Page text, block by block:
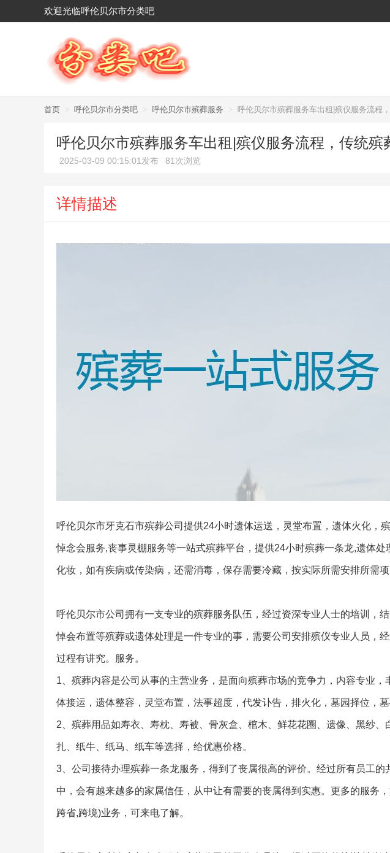
欢迎光临呼伦贝尔市分类吧
首页 > 呼伦贝尔市分类吧 > 呼伦贝尔市殡葬服务 > 呼伦贝尔市殡葬服务车出租|殡仪服务流程
呼伦贝尔市殡葬服务车出租|殡仪服务流程，传统殡
2025-03-09 00:15:01发布 81次浏览
详情描述
呼伦贝尔市牙克石市殡葬公司提供24小时遗体运送，灵堂布置，遗体火化，
悼念会服务,丧事灵棚服务等一站式殡葬平台，提供24小时殡葬一条龙,遗体
化妆，如有疾病或传染病，还需消毒，保存需要冷藏，按实际所需安排所需
呼伦贝尔市公司拥有一支专业的殡葬服务队伍，经过资深专业人士的培训，
悼会布置等殡葬或遗体处理是一件专业的事，需要公司安排殡仪专业人员，
过程有讲究。服务。
1、殡葬内容是公司从事的主营业务，是面向殡葬市场的竞争力，内容专业
体接运，遗体整容，灵堂布置，法事超度，代发讣告，排火化，墓园择位，墓
2、殡葬用品如寿衣、寿枕、寿被、骨灰盒、棺木、鲜花花圈、遗像、黑纱
扎、纸牛、纸马、纸车等选择，给优惠价格。
3、公司接待办理殡葬一条龙服务，得到了丧属很高的评价。经过所有员工
中，会有越来越多的家属信任，从中让有需要的丧属得到实惠。更多的服务
跨省,跨境)业务，可来电了解。